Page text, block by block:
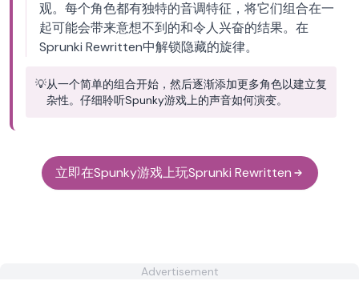
观。每个角色都有独特的音调特征，将它们组合在一
起可能会带来意想不到的和令人兴奋的结果。在
Sprunki Rewritten中解锁隐藏的旋律。
💡从一个简单的组合开始，然后逐渐添加更多角色以建立复
杂性。仔细聆听Spunky游戏上的声音如何演变。
立即在Spunky游戏上玩Sprunki Rewritten
Advertisement